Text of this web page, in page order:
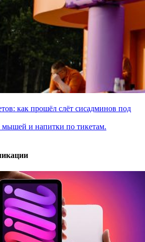
как прошёл слёт сисадминов под
мышей и напитки по тикетам.